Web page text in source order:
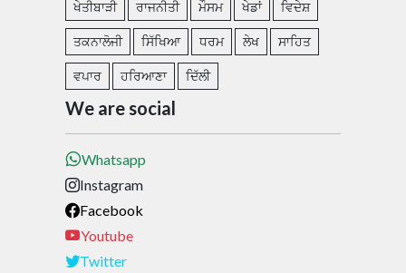
ਖੇਤੀਬਾੜੀ ਰਾਜਨੀਤੀ ਮੌਸਮ ਖੇਡਾਂ ਵਿਦੇਸ਼
ਤਕਨਾਲੋਜੀ ਸਿੱਖਿਆ ਧਰਮ ਲੇਖ ਸਾਹਿਤ
ਵਪਾਰ ਹਰਿਆਣਾ ਦਿੱਲੀ
We are social
Whatsapp
Instagram
Facebook
Youtube
Twitter